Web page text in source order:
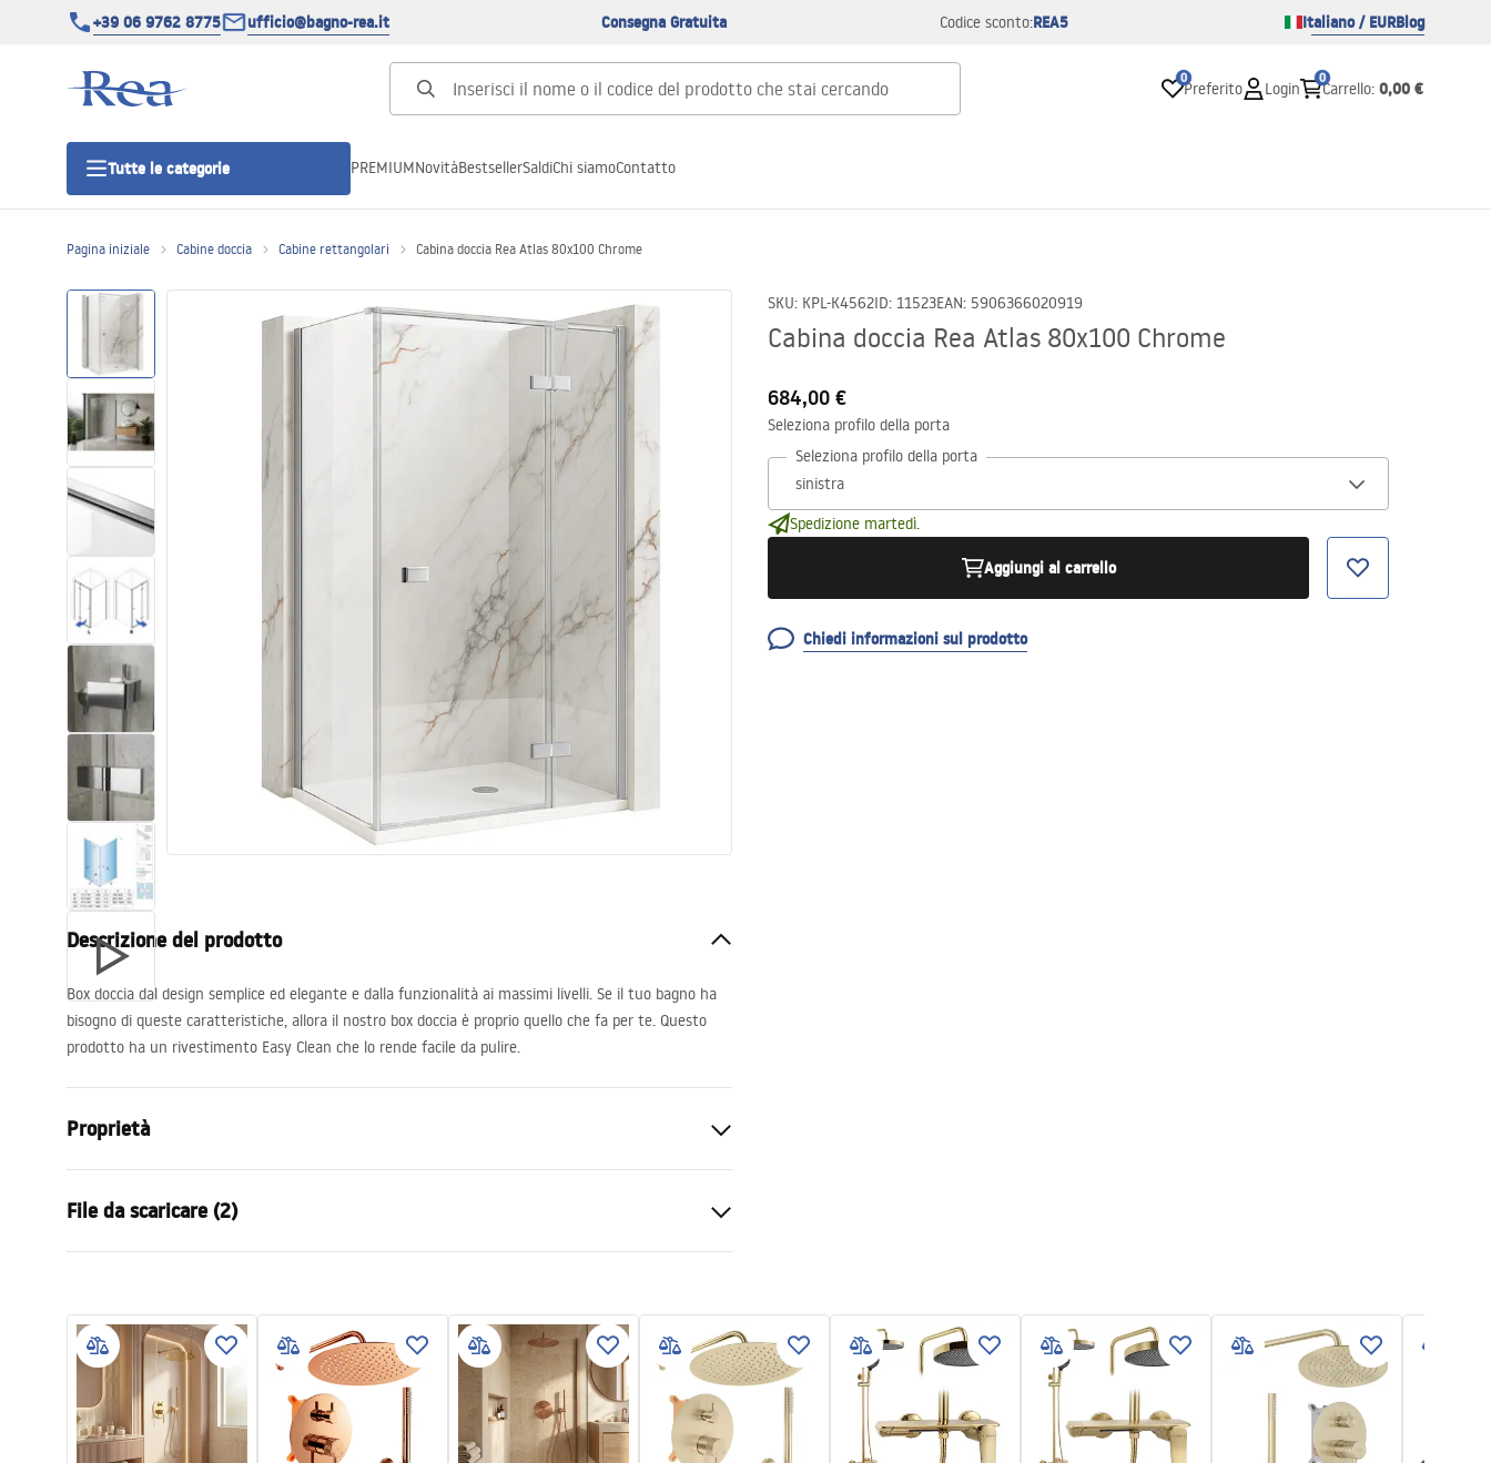
+39 06 9762 8775 ufficio@bagno-rea.it Consegna Gratuita Codice sconto:REA5 Italiano / EURBlog
0
Preferito Login
0
Carrello: 0,00 €
Tutte le categorie
Porte doccia
Piatti doccia da bagno
Canaline di scarico
Set di vaso WC e bidet
Lavabi
Vasche da bagno e schermi vasca
Rubinetti da bagno
Set doccia
Cucina
Accessori e mobili da bagno
PREMIUMNovitàBestsellerSaldiChi siamoContatto
Pagina iniziale Cabine doccia Cabine rettangolari Cabina doccia Rea Atlas 80x100 Chrome
SKU: KPL-K4562ID: 11523EAN: 5906366020919
Cabina doccia Rea Atlas 80x100 Chrome
684,00 €
Seleziona profilo della porta
Seleziona profilo della porta
Spedizione martedì.
Aggiungi al carrello
Chiedi informazioni sul prodotto
Descrizione del prodotto
Box doccia dal design semplice ed elegante e dalla funzionalità ai massimi livelli. Se il tuo bagno ha
bisogno di queste caratteristiche, allora il nostro box doccia è proprio quello che fa per te. Questo
prodotto ha un rivestimento Easy Clean che lo rende facile da pulire.
Proprietà
Colore
Tipo di cabina
D'angolo
Modalità di apertura
Inclinabile
Serie
Atlas
Assemblaggio
Sul pavimento o piatto doccia
Altezza
mm
File da scaricare (2)
WARUNKI BEZPIECZENSTWA
KABINY DRZWI PARAWANY.pdf
Instrukcja montażu kabiny
Atlas.pdf